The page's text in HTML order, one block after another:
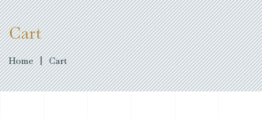
Cart
Home | Cart